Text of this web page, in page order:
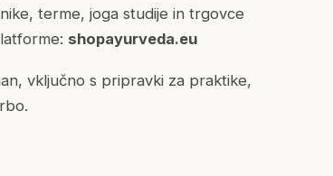
terme, joga studije in trgovce
shopayurveda.eu
vključno s pripravki za praktike,